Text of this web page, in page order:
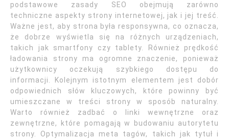
podstawowe zasady SEO obejmują zarówno
techniczne aspekty strony internetowej, jak i jej treść.
Ważne jest, aby strona była responsywna, co oznacza,
że dobrze wyświetla się na różnych urządzeniach,
takich jak smartfony czy tablety. Również prędkość
ładowania strony ma ogromne znaczenie, ponieważ
użytkownicy oczekują szybkiego dostępu do
informacji. Kolejnym istotnym elementem jest dobór
odpowiednich słów kluczowych, które powinny być
umieszczane w treści strony w sposób naturalny.
Warto również zadbać o linki wewnętrzne oraz
zewnętrzne, które pomagają w budowaniu autorytetu
strony. Optymalizacja meta tagów, takich jak tytuł i